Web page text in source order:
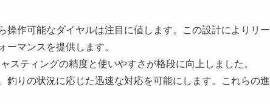
作可能なダイヤルは注目に値します。この設計によりリー
ーマンスを提供します。
スティングの精度と使いやすさが格段に向上しました。
りの状況に応じた迅速な対応を可能にします。これらの進